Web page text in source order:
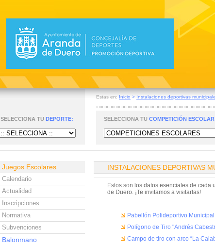
Estas en: Inicio > Instalaciones deportivas
SELECCIONA TU DEPORTE: SELECCIONA TU COMPETICIÓN
Juegos Escolares
Calendario
Actualidad
Inscripciones
Normativa
Subvenciones
Balonmano
INSTALACIONES DEPORTIVAS
Estos son los datos esenciales de
de Duero. ¡Te invitamos a visitarlas!
Pabellón Polideportivo
Polígono de Tiro "Andrés
Campo de tiro con arco “La